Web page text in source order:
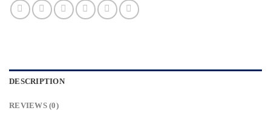
DESCRIPTION
REVIEWS (0)